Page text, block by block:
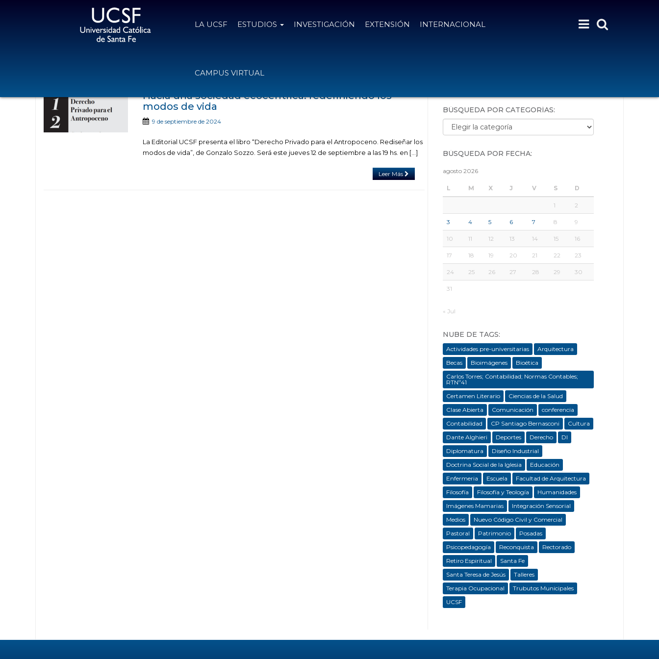
LA UCSF ESTUDIOS INVESTIGACIÓN EXTENSIÓN INTERNACIONAL
CAMPUS VIRTUAL
Hacia una sociedad ecocéntrica: redefiniendo los
modos de vida
9 de septiembre de 2024
La Editorial UCSF presenta el libro “Derecho Privado para el Antropoceno. Rediseñar los
modos de vida”, de Gonzalo Sozzo. Será este jueves 12 de septiembre a las 19 hs. en […]
Leer Más
BÚSQUEDA POR CATEGORÍAS:
Búsqueda por categorías:
BÚSQUEDA POR FECHA:
agosto 2026
L M X J V S D
1 2
3 4 5 6 7 8 9
10 11 12 13 14 15 16
17 18 19 20 21 22 23
24 25 26 27 28 29 30
31
« Jul
NUBE DE TAGS:
Actividades pre-universitarias
Arquitectura
Becas
Bioimágenes
Bioética
Carlos Torres; Contabilidad; Normas Contables;
RTNº41
Certamen Literario
Ciencias de la Salud
Clase Abierta
Comunicación
conferencia
Contabilidad
CP Santiago Bernasconi
Cultura
Dante Alghieri
Deportes Derecho
DI
Diplomatura
Diseño Industrial
Doctrina Social de la Iglesia
Educación
Enfermeria
Escuela
Facultad de Arquitectura
Filosofía
Filosofía y Teología
Humanidades
Imágenes Mamarias
Integración Sensorial
Medios
Nuevo Código Civil y Comercial
Pastoral
Patrimonio
Posadas
Psicopedagogía
Reconquista
Rectorado
Retiro Espiritual
Santa Fe
Santa Teresa de Jesús
Talleres
Terapia Ocupacional
Trubutos Municipales
UCSF